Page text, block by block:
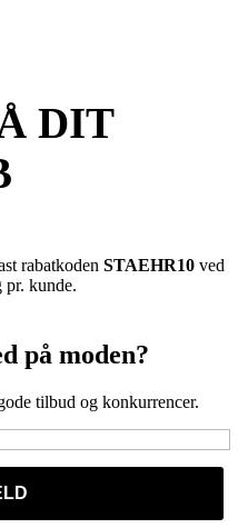
DIT
rabatkoden STAEHR10 ved
pr. kunde.
på moden?
tilbud og konkurrencer.